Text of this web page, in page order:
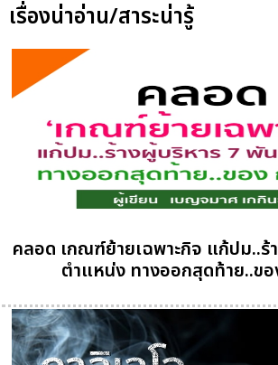
เรื่องน่าอ่าน/สาระน่ารู้
คลอด เกณฑ์ย้ายเฉพาะกิจ แก้ปม..
ตำแหน่ง ทางออกสุดท้าย..ขอ